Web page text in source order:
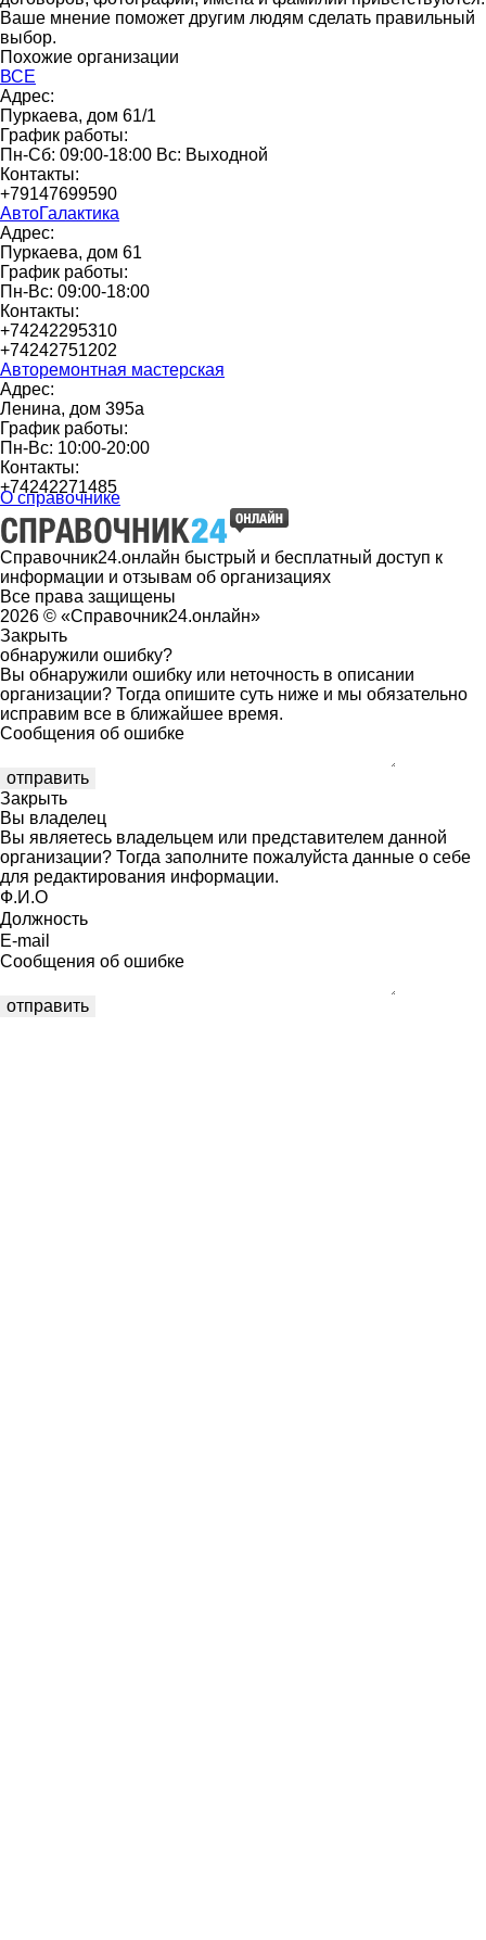
Ваше мнение поможет другим людям сделать правильный
выбор.
Похожие организации
ВСЕ
Адрес:
Пуркаева, дом 61/1
График работы:
Пн-Сб: 09:00-18:00 Вс: Выходной
Контакты:
+79147699590
АвтоГалактика
Адрес:
Пуркаева, дом 61
График работы:
Пн-Вс: 09:00-18:00
Контакты:
+74242295310
+74242751202
Авторемонтная мастерская
Адрес:
Ленина, дом 395а
График работы:
Пн-Вс: 10:00-20:00
Контакты:
+74242271485
О справочнике
Справочник24.онлайн быстрый и бесплатный доступ к
информации и отзывам об организациях
Все права защищены
2026 © «Справочник24.онлайн»
Закрыть
обнаружили ошибку?
Вы обнаружили ошибку или неточность в описании
организации? Тогда опишите суть ниже и мы обязательно
исправим все в ближайшее время.
Сообщения об ошибке
Закрыть
Вы владелец
Вы являетесь владельцем или представителем данной
организации? Тогда заполните пожалуйста данные о себе
для редактирования информации.
Ф.И.О
Должность
E-mail
Сообщения об ошибке